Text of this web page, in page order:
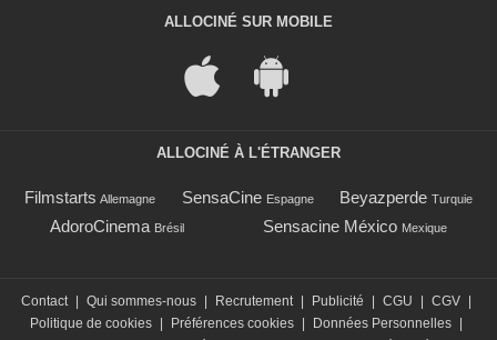
ALLOCINÉ SUR MOBILE
ALLOCINÉ À L'ÉTRANGER
Filmstarts Allemagne SensaCine Espagne Beyazperde Turquie
AdoroCinema Brésil Sensacine México Mexique
Contact Qui sommes-nous Recrutement Publicité CGU CGV
Politique de cookies
Préférences cookies Données Personnelles